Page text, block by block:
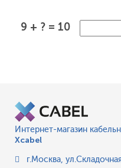
9 + ? = 10
Интернет-магазин
Xcabel
г.Москва,